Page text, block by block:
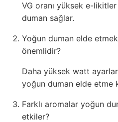
VG oranı yüksek e-
duman sağlar.
Yoğun duman elde
önemlidir?
Daha yüksek watt
yoğun duman elde etme
Farklı aromalar yoğun
etkiler?